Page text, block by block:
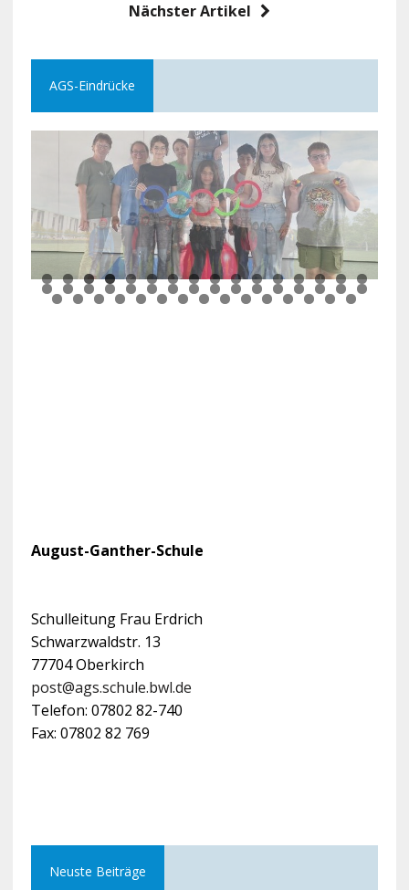
Nächster Artikel
AGS-Eindrücke
August-Ganther-Schule
Schulleitung Frau Erdrich
Schwarzwaldstr. 13
77704 Oberkirch
post@ags.schule.bwl.de
Telefon: 07802 82-740
Fax: 07802 82 769
Neuste Beiträge